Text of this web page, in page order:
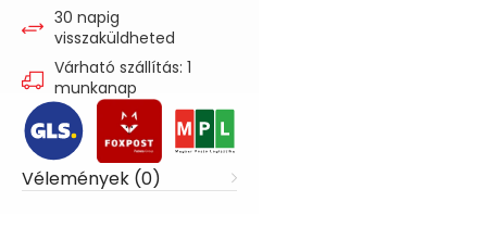
30 napig
visszaküldheted
Várható szállítás: 1
munkanap
Vélemények (0)